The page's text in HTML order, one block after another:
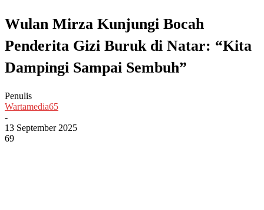
Wulan Mirza Kunjungi Bocah
Penderita Gizi Buruk di Natar: “Kita
Dampingi Sampai Sembuh”
Penulis
Wartamedia65
-
13 September 2025
69